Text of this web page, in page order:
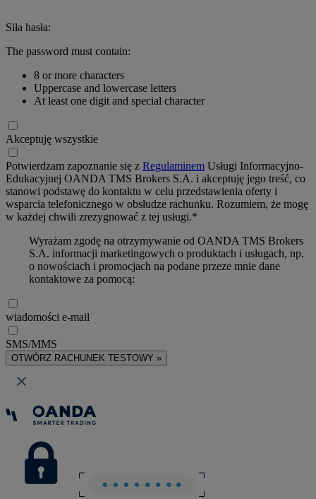
Siła hasła:
The password must contain:
8 or more characters
Uppercase and lowercase letters
At least one digit and special character
Akceptuję wszystkie
Potwierdzam zapoznanie się z Regulaminem Usługi Informacyjno-
Edukacyjnej OANDA TMS Brokers S.A. i akceptuję jego treść, co
stanowi podstawę do kontaktu w celu przedstawienia oferty i
wsparcia telefonicznego w obsłudze rachunku. Rozumiem, że mogę
w każdej chwili zrezygnować z tej usługi.*
Wyrażam zgodę na otrzymywanie od OANDA TMS Brokers
S.A. informacji marketingowych o produktach i usługach, np.
o nowościach i promocjach na podane przeze mnie dane
kontaktowe za pomocą:
wiadomości e-mail
SMS/MMS
OTWÓRZ RACHUNEK TESTOWY »